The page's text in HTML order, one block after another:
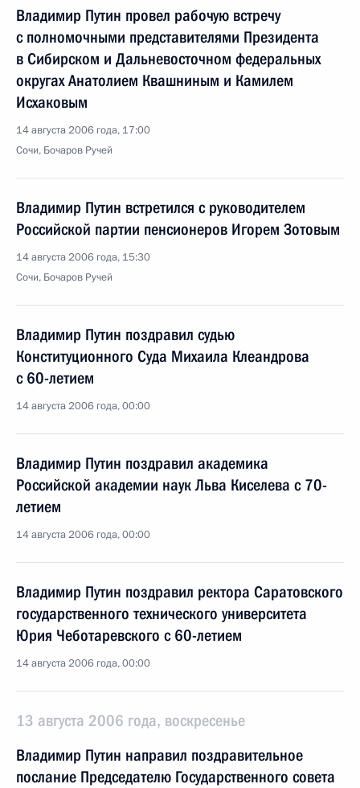
Владимир Путин провел рабочую встречу
с полномочными представителями Президента
в Сибирском и Дальневосточном федеральных
округах Анатолием Квашниным и Камилем
Исхаковым
14 августа 2006 года, 17:00
Сочи, Бочаров Ручей
Владимир Путин встретился с руководителем
Российской партии пенсионеров Игорем Зотовым
14 августа 2006 года, 15:30
Сочи, Бочаров Ручей
Владимир Путин поздравил судью
Конституционного Суда Михаила Клеандрова
с 60-летием
14 августа 2006 года, 00:00
Владимир Путин поздравил академика
Российской академии наук Льва Киселева с 70-
летием
14 августа 2006 года, 00:00
Владимир Путин поздравил ректора Саратовского
государственного технического университета
Юрия Чеботаревского с 60-летием
14 августа 2006 года, 00:00
13 августа 2006 года, воскресенье
Владимир Путин направил поздравительное
послание Председателю Государственного совета